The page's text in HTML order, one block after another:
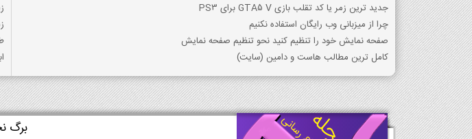
جدید ترین زمر یا کد تقلب بازی GTA5 V برای PS3
چرا از میزبانی وب رایگان استفاده نکنیم
صفحه نمایش خود را تنظیم کنید نحو تنظیم صفحه نمایش
کامل ترین مطالب هاست و دامین (سایت)
برگ